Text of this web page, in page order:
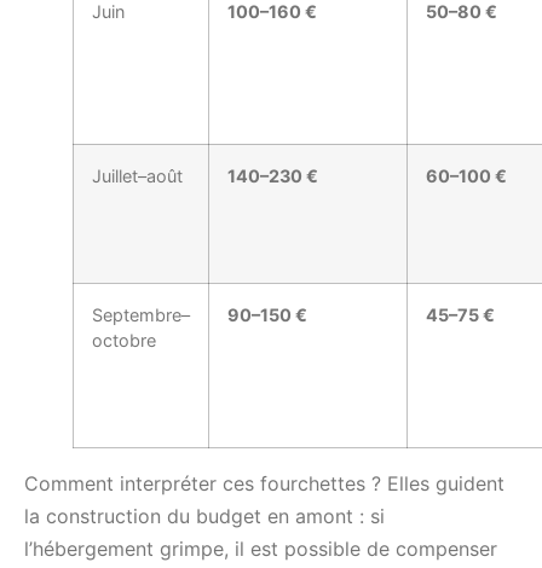
Juin 100–160 € 50–80 €
Juillet–août 140–230 € 60–100 €
Septembre–
octobre
90–150 € 45–75 €
Comment interpréter ces fourchettes ? Elles guident
la construction du budget en amont : si
l’hébergement grimpe, il est possible de compenser